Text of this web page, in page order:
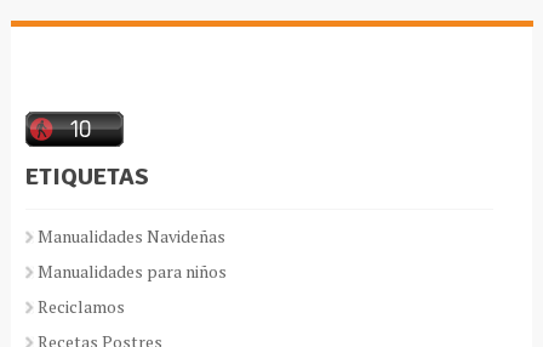
ETIQUETAS
Manualidades Navideñas
Manualidades para niños
Reciclamos
Recetas Postres